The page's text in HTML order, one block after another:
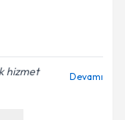
hizmet
Devamı